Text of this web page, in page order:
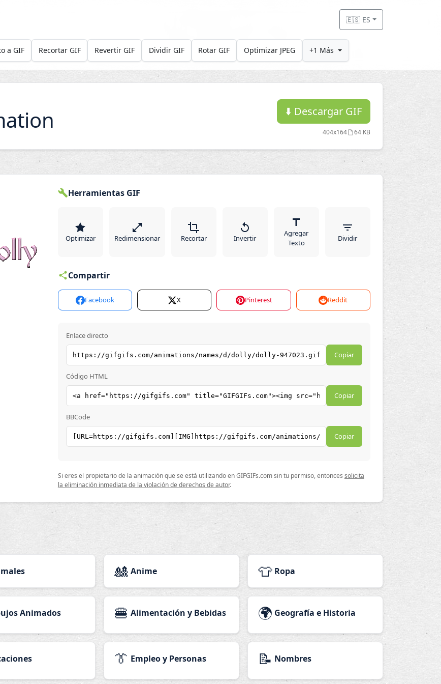
🇪🇸 ES
a GIF Recortar GIF Revertir GIF Dividir GIF Rotar GIF Optimizar JPEG +1 Más
⬇️ Descargar GIF
404x164 64 KB
Herramientas GIF
Optimizar Redimensionar Recortar Invertir
Agregar
Texto
Dividir
Compartir
Facebook X Pinterest Reddit
Enlace directo
Copiar
Código HTML
Copiar
BBCode
Copiar
Si eres el propietario de la animación que se está utilizando en GIFGIFs.com sin tu permiso, entonces solicita
la eliminación inmediata de la violación de derechos de autor.
🎎 Anime 👕 Ropa
Animados 🍔 Alimentación y Bebidas 🌍 Geografía e Historia
👔 Empleo y Personas 📝 Nombres